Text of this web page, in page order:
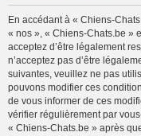
En accédant à « Chiens-
« nos », « Chiens-Chats.be »
acceptez d’être légalement
n’acceptez pas d’être
suivantes, veuillez ne pas
pouvons modifier ces
de vous informer de ces
vérifier régulièrement par
« Chiens-Chats.be » après